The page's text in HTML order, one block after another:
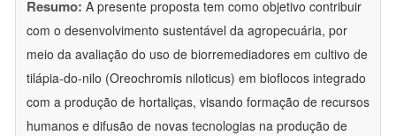
Resumo: A presente proposta tem como objetivo contribuir
com o desenvolvimento sustentável da agropecuária, por
meio da avaliação do uso de biorremediadores em cultivo de
tilápia-do-nilo (Oreochromis niloticus) em bioflocos integrado
com a produção de hortaliças, visando formação de recursos
humanos e difusão de novas tecnologias na produção de